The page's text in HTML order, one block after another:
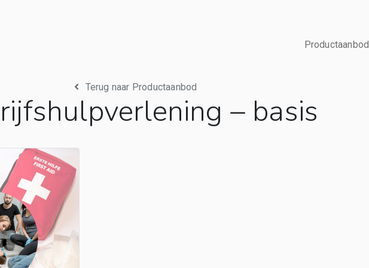
Productaanbod
Terug naar Productaanbod
– basis